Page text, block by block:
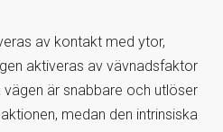
av kontakt med ytor,
aktiveras av vävnadsfaktor
vägen är snabbare och utlöser
medan den intrinsiska